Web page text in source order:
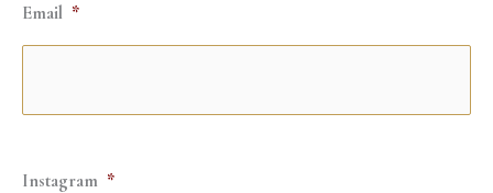
Email *
Instagram *